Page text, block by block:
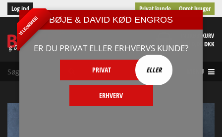
Log ind Opret bruger
Privat kunde
INDKØBSKURV
I alt 0,00 DKK
MENU
VELKOMMEN! BØJE & DAVID KØD ENGROS
ER DU PRIVAT ELLER ERHVERVS KUNDE?
PRIVAT ELLER
ERHVERV